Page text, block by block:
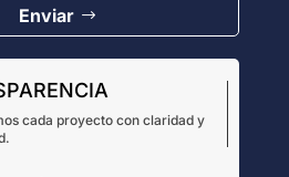
Enviar
cada proyecto con claridad y